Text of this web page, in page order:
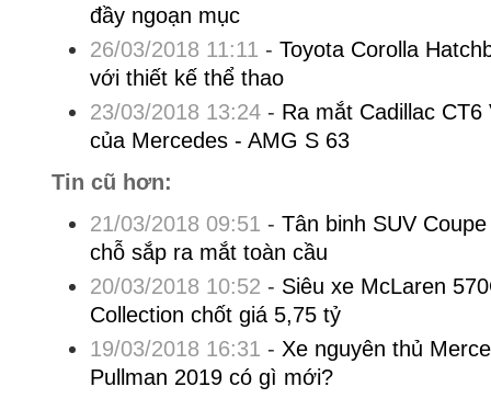
đầy ngoạn mục
26/03/2018 11:11 - Toyota Corolla
với thiết kế thể thao
23/03/2018 13:24- Ra mắt Cadillac
của Mercedes - AMG S 63
Tin cũ hơn:
21/03/2018 09:51 - Tân binh SUV
chỗ sắp ra mắt toàn cầu
20/03/2018 10:52 - Siêu xe McLaren
Collection chốt giá 5,75 tỷ
19/03/2018 16:31 - Xe nguyên thủ
Pullman 2019 có gì mới?